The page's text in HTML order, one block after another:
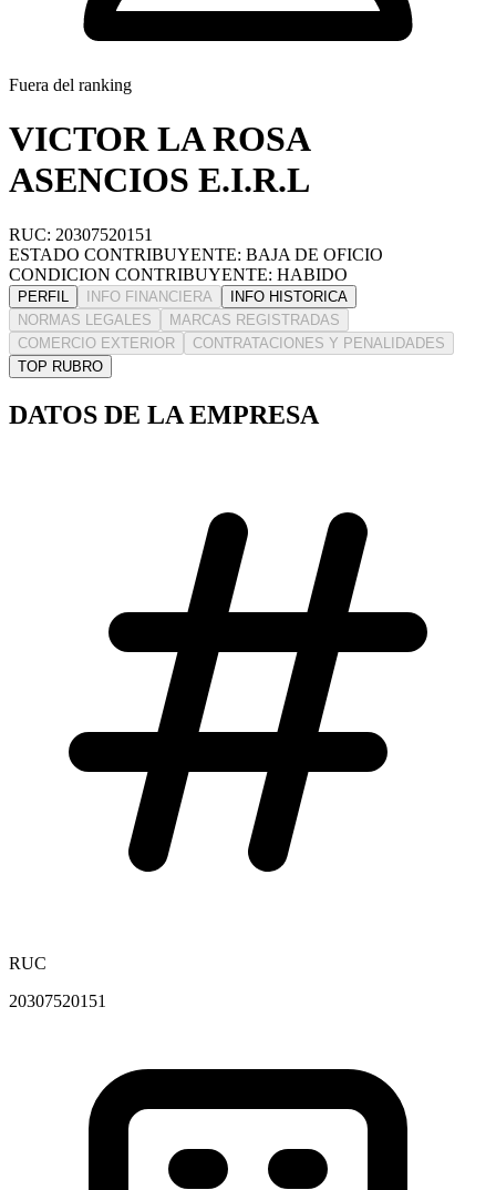
Fuera del ranking
VICTOR LA ROSA
ASENCIOS E.I.R.L
RUC: 20307520151
ESTADO CONTRIBUYENTE: BAJA DE OFICIO
CONDICION CONTRIBUYENTE: HABIDO
PERFIL INFO FINANCIERA
INFO HISTORICA
NORMAS LEGALES
MARCAS REGISTRADAS
COMERCIO EXTERIOR
CONTRATACIONES Y PENALIDADES
TOP RUBRO
DATOS DE LA EMPRESA
RUC
20307520151